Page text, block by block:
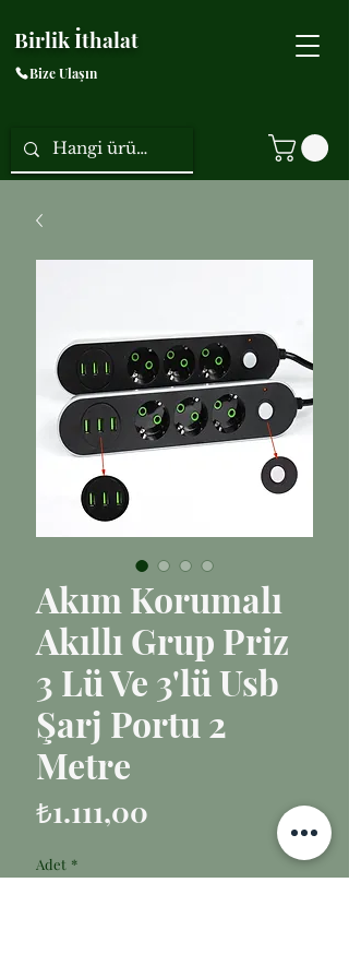
Birlik İthalat
Bize Ulaşın
Akım Korumalı
Akıllı Grup Priz
3 Lü Ve 3'lü Usb
Şarj Portu 2
Metre
₺1.111,00
Adet *